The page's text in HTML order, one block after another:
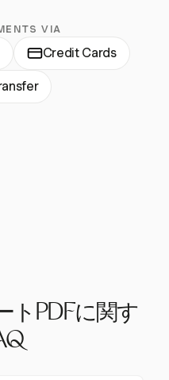
VIA
Credit Cards
トPDFに関す